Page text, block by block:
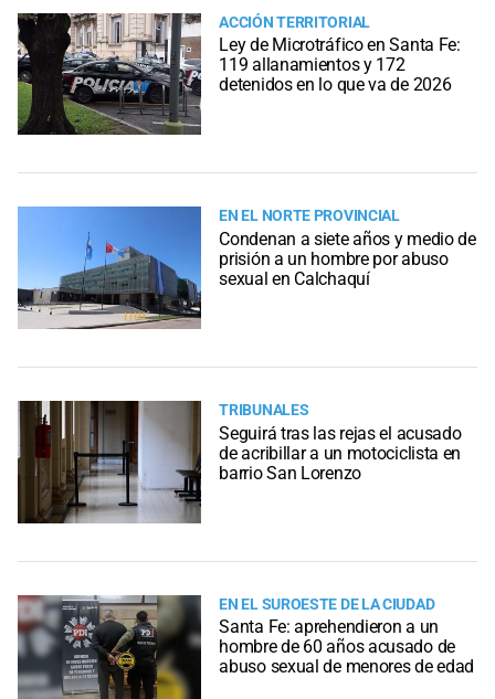
ACCIÓN TERRITORIAL
Ley de Microtráfico en Santa Fe:
119 allanamientos y 172
detenidos en lo que va de 2026
EN EL NORTE PROVINCIAL
Condenan a siete años y medio de
prisión a un hombre por abuso
sexual en Calchaquí
TRIBUNALES
Seguirá tras las rejas el acusado
de acribillar a un motociclista en
barrio San Lorenzo
EN EL SUROESTE DE LA CIUDAD
Santa Fe: aprehendieron a un
hombre de 60 años acusado de
abuso sexual de menores de edad